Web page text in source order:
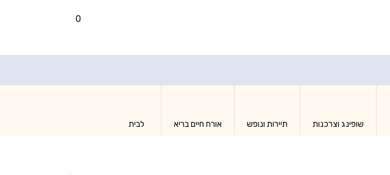
0
שופינג וצרכנות תיירות ונופש אורח חיים בריא לבית